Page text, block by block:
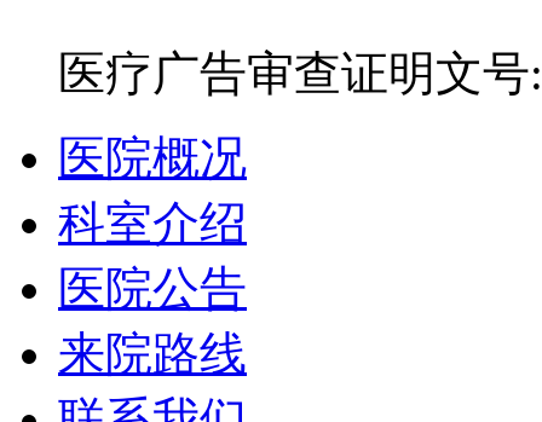
医疗广告审查证明文
医院概况
科室介绍
医院公告
来院路线